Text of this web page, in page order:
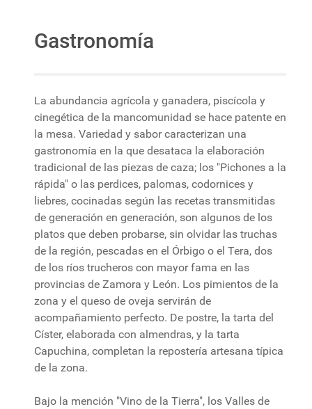
Gastronomía
La abundancia agrícola y ganadera, piscícola y
cinegética de la mancomunidad se hace patente en
la mesa. Variedad y sabor caracterizan una
gastronomía en la que desataca la elaboración
tradicional de las piezas de caza; los "Pichones a la
rápida" o las perdices, palomas, codornices y
liebres, cocinadas según las recetas transmitidas
de generación en generación, son algunos de los
platos que deben probarse, sin olvidar las truchas
de la región, pescadas en el Órbigo o el Tera, dos
de los ríos trucheros con mayor fama en las
provincias de Zamora y León. Los pimientos de la
zona y el queso de oveja servirán de
acompañamiento perfecto. De postre, la tarta del
Císter, elaborada con almendras, y la tarta
Capuchina, completan la repostería artesana típica
de la zona.
Bajo la mención "Vino de la Tierra", los Valles de